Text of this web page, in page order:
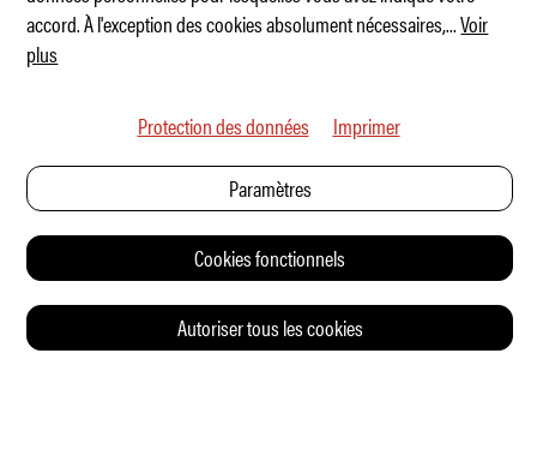
accord. À l'exception des cookies absolument nécessaires,...Voir
plus
Protection des données Imprimer
Paramètres
Cookies fonctionnels
Autoriser tous les cookies